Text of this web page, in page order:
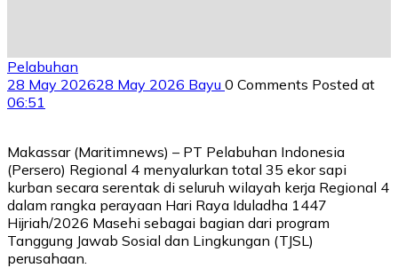
Pelabuhan
28 May 202628 May 2026 Bayu 0 Comments Posted at
06:51
Makassar (Maritimnews) – PT Pelabuhan Indonesia
(Persero) Regional 4 menyalurkan total 35 ekor sapi
kurban secara serentak di seluruh wilayah kerja Regional 4
dalam rangka perayaan Hari Raya Iduladha 1447
Hijriah/2026 Masehi sebagai bagian dari program
Tanggung Jawab Sosial dan Lingkungan (TJSL)
perusahaan.